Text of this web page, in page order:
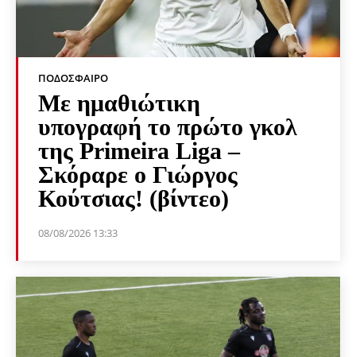
ΠΟΔΌΣΦΑΙΡΟ
Με ημαθιώτικη
υπογραφή το πρώτο γκολ
της Primeira Liga –
Σκόραρε ο Γιώργος
Κούτσιας! (βίντεο)
08/08/2026 13:33